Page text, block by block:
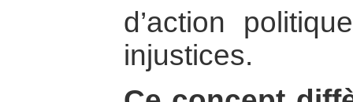
d’action
injustices.